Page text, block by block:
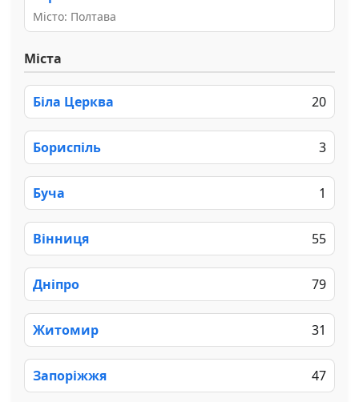
Місто: Полтава
Міста
Біла Церква 20
Бориспіль 3
Буча 1
Вінниця 55
Дніпро 79
Житомир 31
Запоріжжя 47